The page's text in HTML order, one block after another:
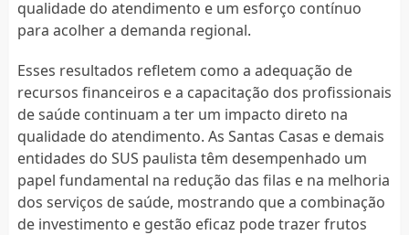
qualidade do atendimento e um esforço contínuo
para acolher a demanda regional.
Esses resultados refletem como a adequação de
recursos financeiros e a capacitação dos profissionais
de saúde continuam a ter um impacto direto na
qualidade do atendimento. As Santas Casas e demais
entidades do SUS paulista têm desempenhado um
papel fundamental na redução das filas e na melhoria
dos serviços de saúde, mostrando que a combinação
de investimento e gestão eficaz pode trazer frutos